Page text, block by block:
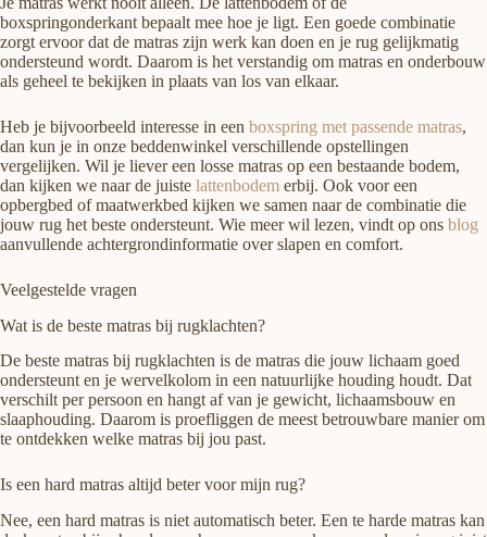
boxspringonderkant bepaalt mee hoe je ligt. Een goede combinatie
zorgt ervoor dat de matras zijn werk kan doen en je rug gelijkmatig
ondersteund wordt. Daarom is het verstandig om matras en onderbouw
als geheel te bekijken in plaats van los van elkaar.
Heb je bijvoorbeeld interesse in een boxspring met passende matras,
dan kun je in onze beddenwinkel verschillende opstellingen
vergelijken. Wil je liever een losse matras op een bestaande bodem,
dan kijken we naar de juiste lattenbodem erbij. Ook voor een
opbergbed of maatwerkbed kijken we samen naar de combinatie die
jouw rug het beste ondersteunt. Wie meer wil lezen, vindt op ons blog
aanvullende achtergrondinformatie over slapen en comfort.
Veelgestelde vragen
Wat is de beste matras bij rugklachten?
De beste matras bij rugklachten is de matras die jouw lichaam goed
ondersteunt en je wervelkolom in een natuurlijke houding houdt. Dat
verschilt per persoon en hangt af van je gewicht, lichaamsbouw en
slaaphouding. Daarom is proefliggen de meest betrouwbare manier om
te ontdekken welke matras bij jou past.
Is een hard matras altijd beter voor mijn rug?
Nee, een hard matras is niet automatisch beter. Een te harde matras kan